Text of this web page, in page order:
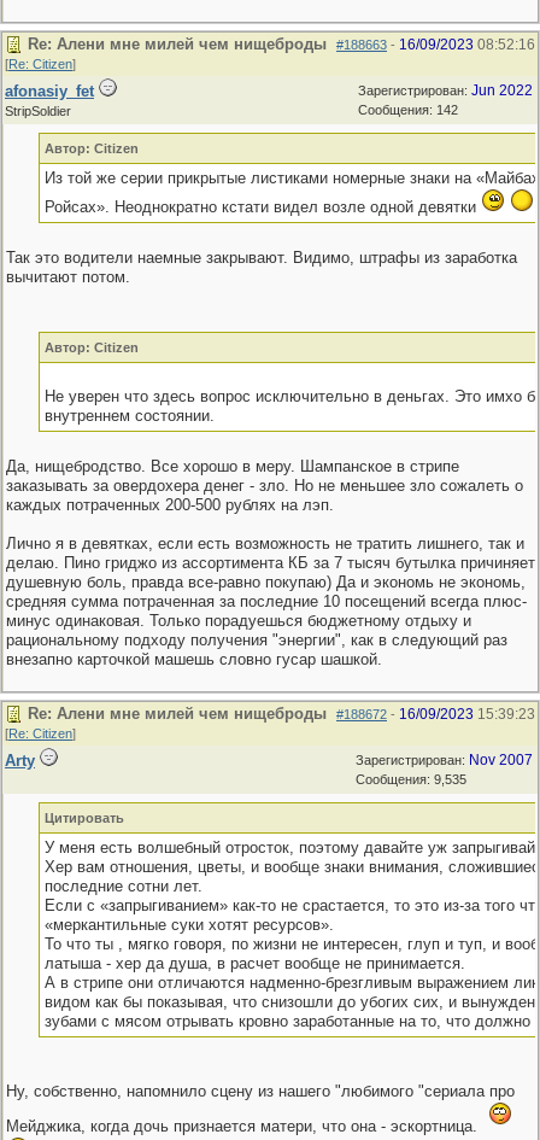
#188663 - 16/09/2023 08:52:16
Re: Алени мне милей чем нищеброды
[Re: Citizen]
Зарегистрирован: Jun 2022
Сообщения: 142
afonasiy_fet
StripSoldier
Автор: Citizen
Из той же серии прикрытые листиками номерные знаки на
Ройсах». Неоднократно кстати видел возле одной девятки
Так это водители наемные закрывают. Видимо, штрафы из заработка
вычитают потом.
Автор: Citizen
Не уверен что здесь вопрос исключительно в деньгах. Это имхо
внутреннем состоянии.
Да, нищебродство. Все хорошо в меру. Шампанское в стрипе
заказывать за овердохера денег - зло. Но не меньшее зло сожалеть о
каждых потраченных 200-500 рублях на лэп.
Лично я в девятках, если есть возможность не тратить лишнего, так и
делаю. Пино гриджо из ассортимента КБ за 7 тысяч бутылка причиняет
душевную боль, правда все-равно покупаю) Да и экономь не экономь,
средняя сумма потраченная за последние 10 посещений всегда плюс-
минус одинаковая. Только порадуешься бюджетному отдыху и
рациональному подходу получения "энергии", как в следующий раз
внезапно карточкой машешь словно гусар шашкой.
#188672 - 16/09/2023 15:39:23
Re: Алени мне милей чем нищеброды
[Re: Citizen]
Зарегистрирован: Nov 2007
Сообщения: 9,535
Arty
Цитировать
У меня есть волшебный отросток, поэтому давайте уж
Хер вам отношения, цветы, и вообще знаки внимания,
последние сотни лет.
Если с «запрыгиванием» как-то не срастается, то это из-за того
«меркантильные суки хотят ресурсов».
То что ты , мягко говоря, по жизни не интересен, глуп и туп, и
латыша - хер да душа, в расчет вообще не принимается.
А в стрипе они отличаются надменно-брезгливым выражением
видом как бы показывая, что снизошли до убогих сих, и
зубами с мясом отрывать кровно заработанные на то, что должно
Ну, собственно, напомнило сцену из нашего "любимого "сериала про
Мейджика, когда дочь признается матери, что она - эскортница.